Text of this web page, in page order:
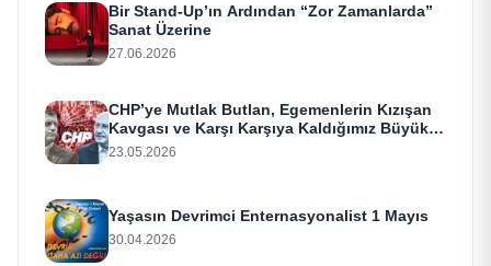
Bir Stand-Up’ın Ardından “Zor Zamanlarda”
Sanat Üzerine
27.06.2026
CHP’ye Mutlak Butlan, Egemenlerin Kızışan
Kavgası ve Karşı Karşıya Kaldığımız Büyük
Meydan Okuma
23.05.2026
Yaşasın Devrimci Enternasyonalist 1 Mayıs
30.04.2026